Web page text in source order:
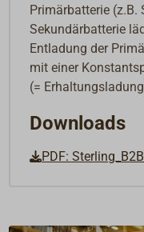
Primärbatterie (z.B.
Sekundärbatterie
Entladung der
mit einer
(=
Downloads
PDF: